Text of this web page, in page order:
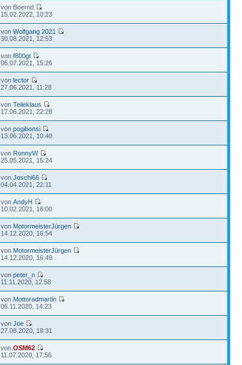
von Boernd
15.02.2022, 10:23
vonWolfgang 2021
30.08.2021, 12:53
vonf800gt
06.07.2021, 15:26
vonlector
27.06.2021, 11:28
vonTeileklaus
17.06.2021, 22:28
vonpogibonsi
13.06.2021, 10:40
von RonnyW
25.05.2021, 15:24
vonJoschi66
04.04.2021, 22:11
vonAndyH
10.02.2021, 16:00
von MotormeisterJürgen
14.12.2020, 16:54
von MotormeisterJürgen
14.12.2020, 16:49
vonpeter_n
11.11.2020, 12:58
von Mottoradmartin
06.11.2020, 14:23
vonJoe
27.08.2020, 18:31
vonOSM62
11.07.2020, 17:56